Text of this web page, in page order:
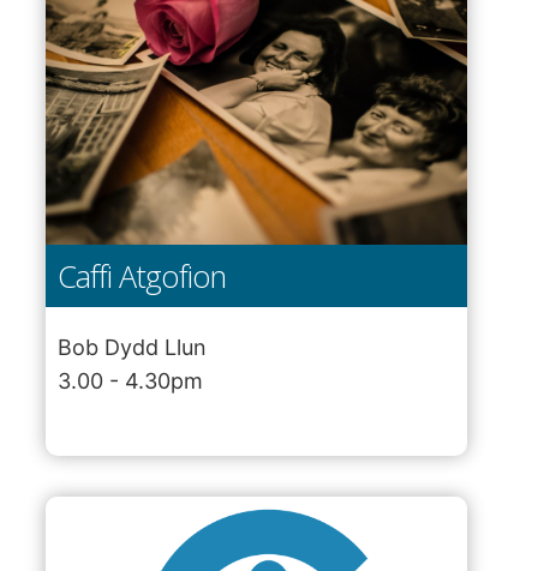
Caffi Atgofion
Bob Dydd Llun
3.00 - 4.30pm